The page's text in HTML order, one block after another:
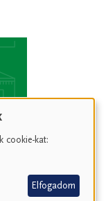
cookie-kat:
Elfogadom